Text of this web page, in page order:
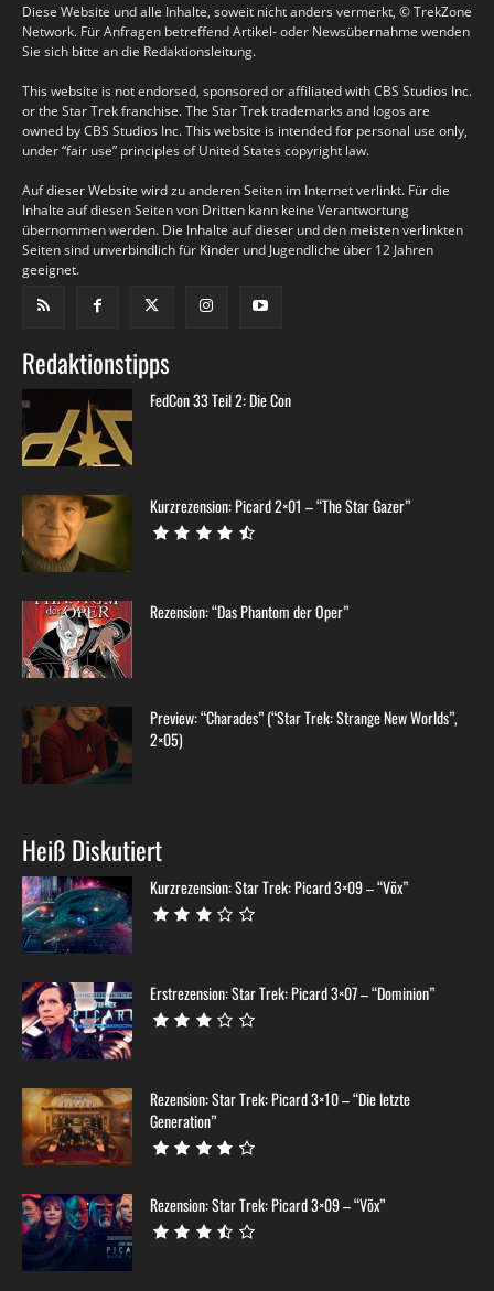
Diese Website und alle Inhalte, soweit nicht anders vermerkt, © TrekZone
Network. Für Anfragen betreffend Artikel- oder Newsübernahme wenden
Sie sich bitte an die Redaktionsleitung.
This website is not endorsed, sponsored or affiliated with CBS Studios Inc.
or the Star Trek franchise. The Star Trek trademarks and logos are
owned by CBS Studios Inc. This website is intended for personal use only,
under “fair use” principles of United States copyright law.
Auf dieser Website wird zu anderen Seiten im Internet verlinkt. Für die
Inhalte auf diesen Seiten von Dritten kann keine Verantwortung
übernommen werden. Die Inhalte auf dieser und den meisten verlinkten
Seiten sind unverbindlich für Kinder und Jugendliche über 12 Jahren
geeignet.
Redaktionstipps
FedCon 33 Teil 2: Die Con
Kurzrezension: Picard 2×01 – “The Star Gazer”
Rezension: “Das Phantom der Oper”
Preview: “Charades” (“Star Trek: Strange New Worlds”,
2×05)
Heiß Diskutiert
Kurzrezension: Star Trek: Picard 3×09 – “Võx”
Erstrezension: Star Trek: Picard 3×07 – “Dominion”
Rezension: Star Trek: Picard 3×10 – “Die letzte
Generation”
Rezension: Star Trek: Picard 3×09 – “Võx”